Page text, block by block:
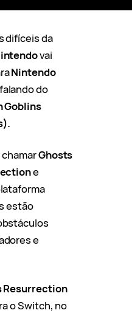
difíceis da
vai
Nintendo
do
Goblins
chamarGhosts
e
estão
e
Resurrection
o Switch, no